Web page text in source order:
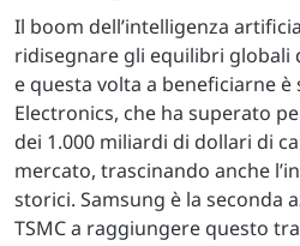
Il boom dell’intelligenza
ridisegnare gli equilibri globali
e questa volta a beneficiarne è
Electronics, che ha superato
dei 1.000 miliardi di dollari di
mercato, trascinando anche
storici. Samsung è la seconda
TSMC a raggiungere questo